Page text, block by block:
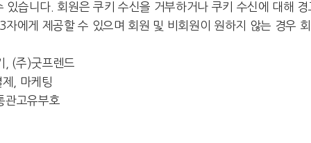
습니다. 회원은 쿠키 수신을 거부하거나 쿠키 수신에 대해
에게 제공할 수 있으며 회원 및 비회원이 원하지 않는 경우
, (주)굿프렌드
, 마케팅
관고유부호